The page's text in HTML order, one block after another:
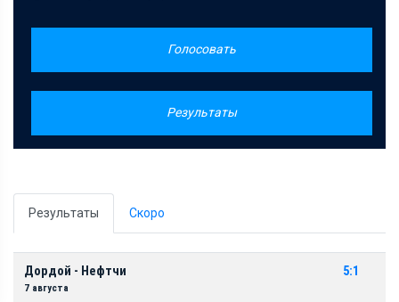
Голосовать
Результаты
Результаты Скоро
Дордой - Нефтчи
7 августа
5:1